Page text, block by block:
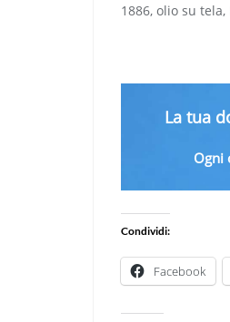
1886, olio su
La tua
Ogni
Condividi:
Facebook